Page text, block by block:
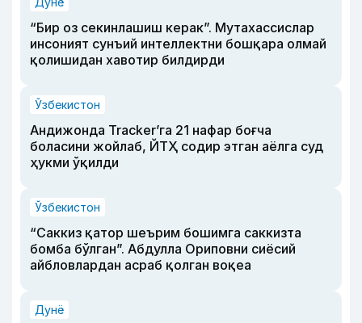
“Бир оз секинлашиш керак”. Мутахассислар
инсоният сунъий интеллектни бошқара олмай
қолишидан хавотир билдирди
Ўзбекистон
Андижонда Tracker’га 21 нафар боғча
боласини жойлаб, ЙТҲ содир этган аёлга суд
ҳукми ўқилди
Ўзбекистон
“Саккиз қатор шеърим бошимга саккизта
бомба бўлган”. Абдулла Ориповни сиёсий
айбловлардан асраб қолган воқеа
Дунё